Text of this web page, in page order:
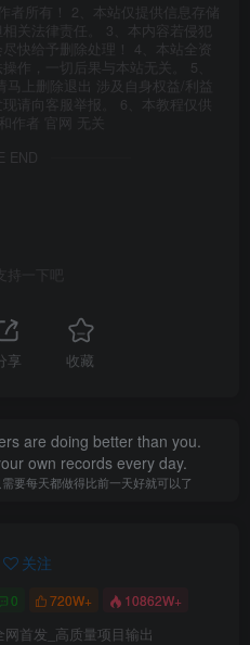
者所有！ 2、本站仅提供信息存储
关法律责任。 3、本内容若侵犯
快给予删除处理！ 4、本站全资
作，一切后果与本站无关。 5、
上删除退出 涉及自身权益/利益
请向客服举报。 6、本教程仅供
作者 官网 无关
END
持一下吧
享 收藏
are doing better than you.
own records every day.
要每天都做得比前一天好就可以了
关注
0 720W+ 10862W+
网首发_高质量项目输出